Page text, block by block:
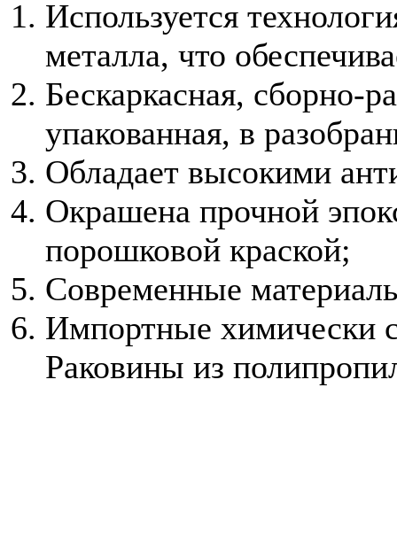
Используется
металла, что
Бескаркасная, сборно-
упакованная, в
Обладает высокими
Окрашена прочной
порошковой краской;
Современные
Импортные химически
Раковины из